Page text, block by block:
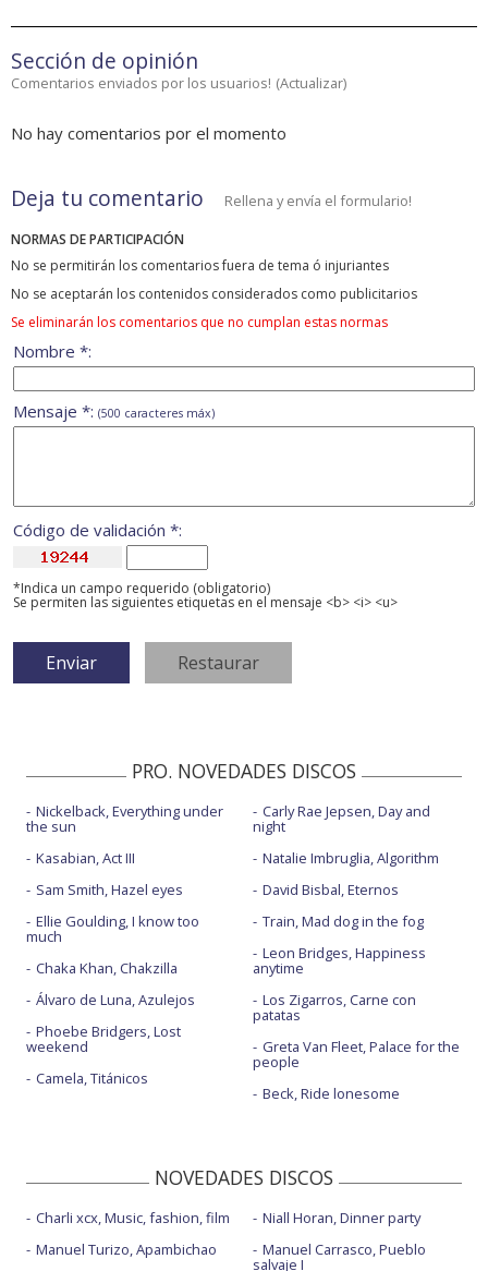
Sección de opinión
Comentarios enviados por los usuarios! (Actualizar)
No hay comentarios por el momento
Deja tu comentario Rellena y envía el formulario!
NORMAS DE PARTICIPACIÓN
No se permitirán los comentarios fuera de tema ó injuriantes
No se aceptarán los contenidos considerados como publicitarios
Se eliminarán los comentarios que no cumplan estas normas
Nombre *:
Mensaje *: (500 caracteres máx)
Código de validación *:
*Indica un campo requerido (obligatorio)
Se permiten las siguientes etiquetas en el mensaje <b> <i> <u>
PRO. NOVEDADES DISCOS
Nickelback, Everything under
the sun
Kasabian, Act III
Sam Smith, Hazel eyes
Ellie Goulding, I know too
much
Chaka Khan, Chakzilla
Álvaro de Luna, Azulejos
Phoebe Bridgers, Lost
weekend
Camela, Titánicos
Carly Rae Jepsen, Day and
night
Natalie Imbruglia, Algorithm
David Bisbal, Eternos
Train, Mad dog in the fog
Leon Bridges, Happiness
anytime
Los Zigarros, Carne con
patatas
Greta Van Fleet, Palace for the
people
Beck, Ride lonesome
NOVEDADES DISCOS
Charli xcx, Music, fashion, film
Manuel Turizo, Apambichao
Niall Horan, Dinner party
Manuel Carrasco, Pueblo
salvaje I